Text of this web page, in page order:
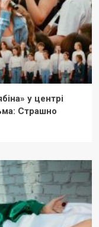
у центрі
Страшно